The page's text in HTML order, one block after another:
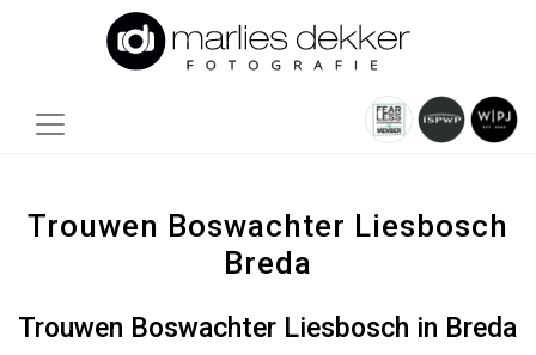
Trouwen Boswachter Liesbosch
Breda
Trouwen Boswachter Liesbosch in Breda